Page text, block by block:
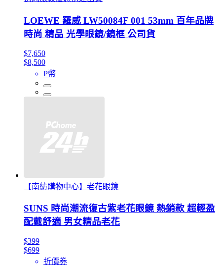
LOEWE 羅威 LW50084F 001 53mm 百年品牌
時尚 精品 光學眼鏡/鏡框 公司貨
$7,650
$8,500
P幣
【南紡購物中心】老花眼鏡
SUNS 時尚潮流復古紫老花眼鏡 熱銷款 超輕盈
配戴舒適 男女精品老花
$399
$699
折價券